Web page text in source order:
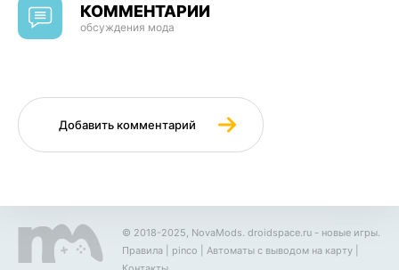
КОММЕНТАРИИ
обсуждения мода
Добавить комментарий
© 2018-2025, NovaMods. droidspace.ru - новые игры.
Правила
pinco Автоматы с выводом на карту